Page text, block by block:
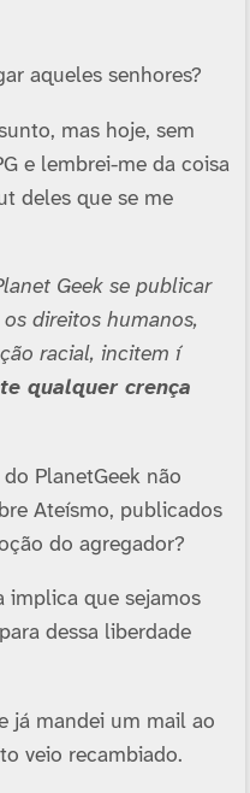
aqueles senhores?
mas hoje, sem
e lembrei-me da coisa
deles que se me
Geek se publicar
direitos humanos,
racial, incitem í
qualquer crença
PlanetGeek não
Ateí­smo, publicados
do agregador?
implica que sejamos
dessa liberdade
já mandei um mail ao
veio recambiado.